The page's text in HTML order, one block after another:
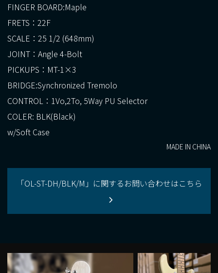
FINGER BOARD:Maple
FRETS：22F
SCALE：25 1/2 (648mm)
JOINT：Angle 4-Bolt
PICKUPS：MT-1×3
BRIDGE:Synchronized Tremolo
CONTROL：1Vo,2To, 5Way PU Selector
COLER: BLK(Black)
w/Soft Case
MADE IN CHINA
「OL-ST-DH/BLK/M」に関するお問い合わせはこちら